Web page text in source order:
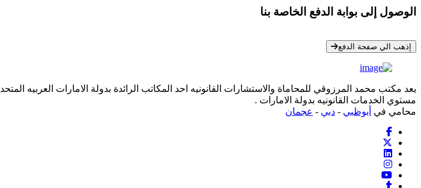
الوصول إلى بوابة الدفع الخاصة بنا
إذهب الي صفحة الدفع
يعد مكتب محمد المرزوقي للمحاماة والاستشارات القانونيه احد المكاتب الرائدة بدولة الامارات العربيه
مستوي الخدمات القانونيه بدولة الامارات .
محامي في أبوظبي - دبي - عجمان